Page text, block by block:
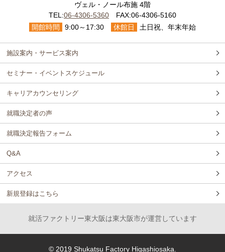
ヴェル・ノール布施 4階
TEL:06-4306-5360FAX:06-4306-5160
開館時間
9:00～17:30 休館日 土日祝、年末年始
施設案内・サービス案内
セミナー・イベントスケジュール
キャリアカウンセリング
就職決定者の声
就職決定報告フォーム
Q&A
アクセス
新規登録はこちら
就活ファクトリー東大阪は東大阪市が運営しています
© 2019 Shukatsu Factory Higashiosaka.